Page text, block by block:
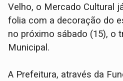
Velho, o Mercado Cultural
folia com a decoração do
no próximo sábado (15), o
Municipal.
A Prefeitura, através da